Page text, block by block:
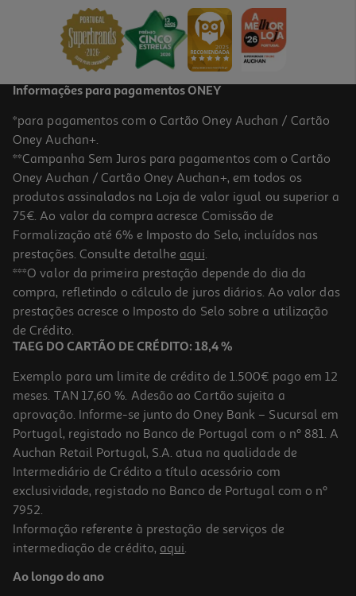
Informações para pagamentos ONEY
*para pagamentos com o Cartão Oney Auchan / Cartão
Oney Auchan+.
**Campanha Sem Juros para pagamentos com o Cartão
Oney Auchan / Cartão Oney Auchan+, em todos os
produtos assinalados na Loja de valor igual ou superior a
75€. Ao valor da compra acresce Comissão de
Formalização até 6% e Imposto do Selo, incluídos nas
prestações. Consulte detalhe aqui.
***O valor da primeira prestação depende do dia da
compra, refletindo o cálculo de juros diários. Ao valor das
prestações acresce o Imposto do Selo sobre a utilização
de Crédito.
TAEG DO CARTÃO DE CRÉDITO: 18,4 %
Exemplo para um limite de crédito de 1.500€ pago em 12
meses. TAN 17,60 %. Adesão ao Cartão sujeita a
aprovação. Informe-se junto do Oney Bank – Sucursal em
Portugal, registado no Banco de Portugal com o nº 881. A
Auchan Retail Portugal, S.A. atua na qualidade de
Intermediário de Crédito a título acessório com
exclusividade, registado no Banco de Portugal com o nº
7952.
Informação referente à prestação de serviços de
intermediação de crédito, aqui.
Ao longo do ano